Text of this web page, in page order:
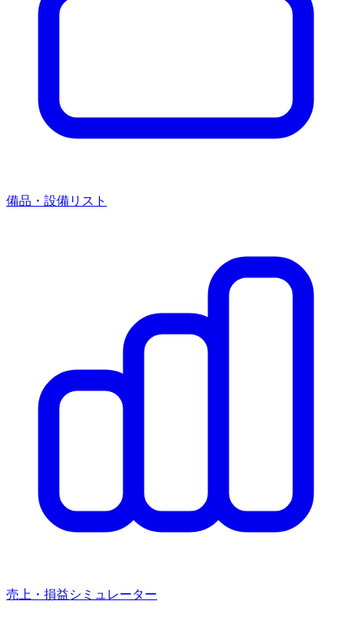
備品・設備リスト
売上・損益シミュレーター